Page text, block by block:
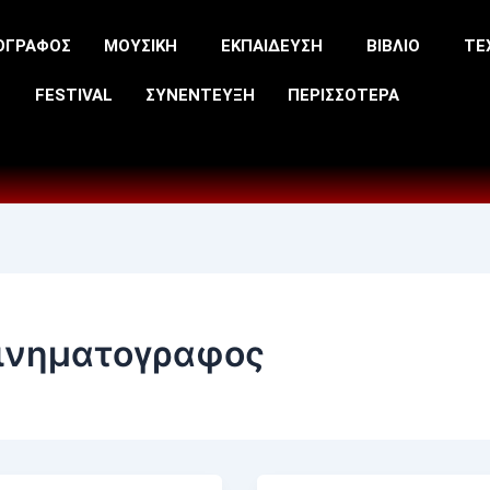
ΜΟΥΣΙΚΗ ΕΚΠΑΙΔΕΥΣΗ ΒΙΒΛΙΟ
FESTIVAL ΣΥΝΕΝΤΕΥΞΗ ΠΕΡΙΣΣΟΤΕΡΑ